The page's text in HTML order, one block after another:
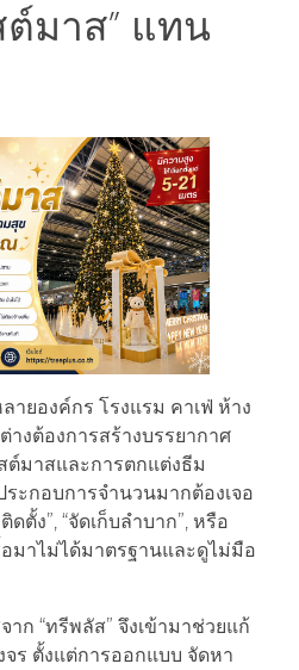
มาส” แทน
ายองค์กร โรงแรม คาเฟ่ ห้าง
งต้องการสร้างบรรยากาศ
มาสและการตกแต่งธีม
ะกอบการจำนวนมากต้องเจอ
ดตั้ง”, “จัดเก็บลำบาก”, หรือ
มาไม่ได้มาตรฐานและดูไม่มือ
ก “ทรีพลัส” จึงเข้ามาช่วยแก้
ร ตั้งแต่การออกแบบ จัดหา